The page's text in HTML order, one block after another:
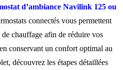
pour programmer
Navilink 125/
d’ambiance Navilink 125 ou
connectés vous permettent
chauffage afin de réduire vos
conservant un confort optimal au
découvrez les étapes détaillées